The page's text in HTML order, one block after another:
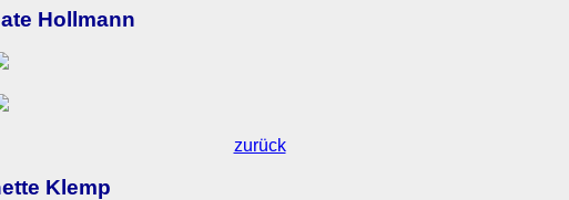
Hollmann
zurück
Klemp